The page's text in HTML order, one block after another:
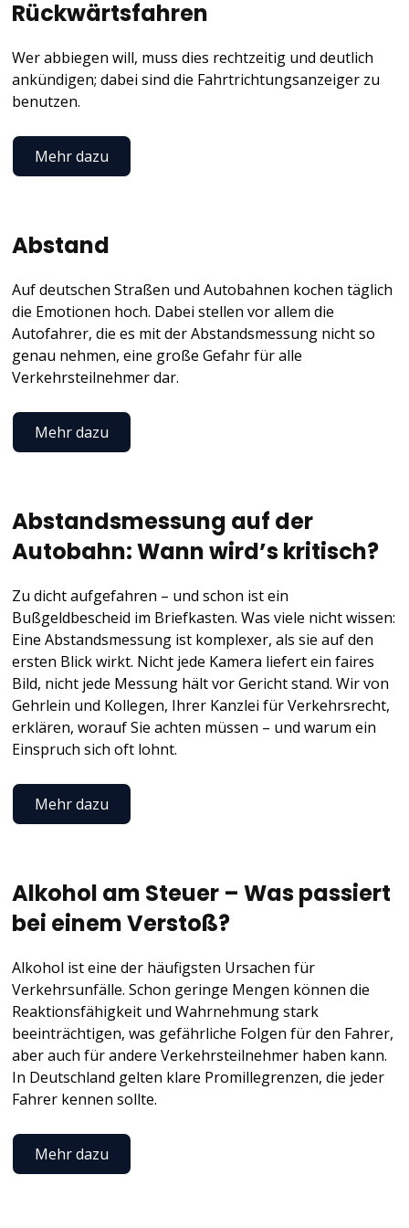
Rückwärtsfahren
Wer abbiegen will, muss dies rechtzeitig und deutlich
ankündigen; dabei sind die Fahrtrichtungsanzeiger zu
benutzen.
Mehr dazu
Abstand
Auf deutschen Straßen und Autobahnen kochen täglich
die Emotionen hoch. Dabei stellen vor allem die
Autofahrer, die es mit der Abstandsmessung nicht so
genau nehmen, eine große Gefahr für alle
Verkehrsteilnehmer dar.
Mehr dazu
Abstandsmessung auf der
Autobahn: Wann wird’s kritisch?
Zu dicht aufgefahren – und schon ist ein
Bußgeldbescheid im Briefkasten. Was viele nicht wissen:
Eine Abstandsmessung ist komplexer, als sie auf den
ersten Blick wirkt. Nicht jede Kamera liefert ein faires
Bild, nicht jede Messung hält vor Gericht stand. Wir von
Gehrlein und Kollegen, Ihrer Kanzlei für Verkehrsrecht,
erklären, worauf Sie achten müssen – und warum ein
Einspruch sich oft lohnt.
Mehr dazu
Alkohol am Steuer – Was passiert
bei einem Verstoß?
Alkohol ist eine der häufigsten Ursachen für
Verkehrsunfälle. Schon geringe Mengen können die
Reaktionsfähigkeit und Wahrnehmung stark
beeinträchtigen, was gefährliche Folgen für den Fahrer,
aber auch für andere Verkehrsteilnehmer haben kann.
In Deutschland gelten klare Promillegrenzen, die jeder
Fahrer kennen sollte.
Mehr dazu